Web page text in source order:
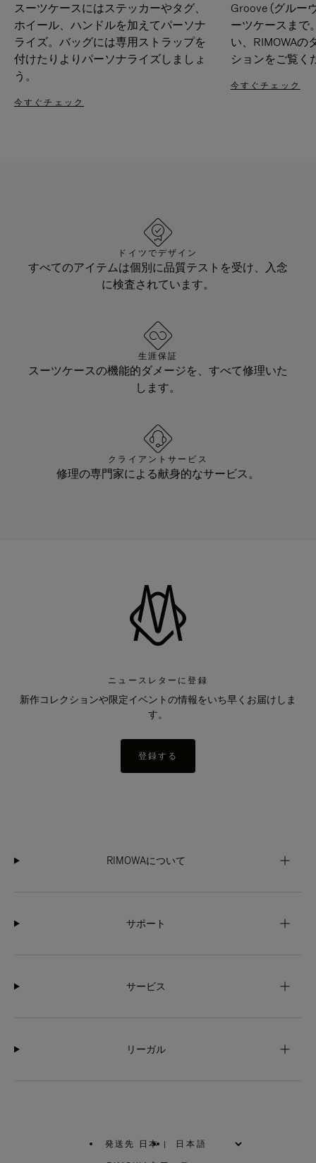
スーツケースにはステッカーやタグ、
ホイール、ハンドルを加えてパーソナ
ライズ。バッグには専用ストラップを
付けたりよりパーソナライズしましょ
う。
今すぐチェック
Groove (グルー
ーツケースまで
い、RIMOWAの
ションをご覧く
今すぐチェック
ドイツでデザイン
すべてのアイテムは個別に品質テストを受け、入念
に検査されています。
生涯保証
スーツケースの機能的ダメージを、すべて修理いた
します。
クライアントサービス
修理の専門家による献身的なサービス。
ニュースレターに登録
新作コレクションや限定イベントの情報をいち早くお届けしま
す。
登録する
RIMOWAについて
サポート
サービス
リーガル
発送先 日本 |